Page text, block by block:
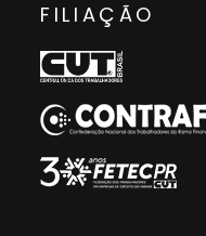
FILIAÇÃO